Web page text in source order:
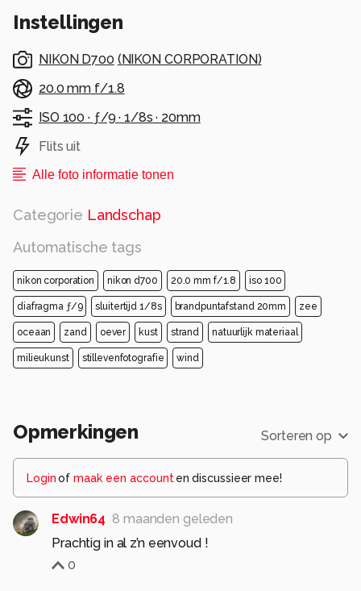
Instellingen
NIKON D700 ( NIKON CORPORATION)
20.0 mm f/1.8
ISO 100 · ƒ/9 ·1/8s · 20mm
Flits uit
Alle foto informatie tonen
Categorie Landschap
Automatische tags
nikon corporation nikon d700 20.0 mm f/1.8 iso 100
diafragma ƒ/9 sluitertijd 1/8s brandpuntafstand 20mm zee
oceaan zand oever kust strand natuurlijk materiaal
milieukunst stillevenfotografie wind
Opmerkingen Sorteren op
Loginof maak een account en discussieer mee!
Edwin64 8 maanden geleden
Prachtig in al z’n eenvoud !
0